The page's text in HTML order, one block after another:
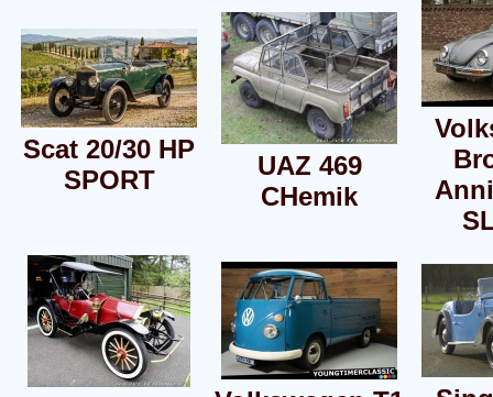
Scat 20/30 HP
SPORT
UAZ 469
CHemik